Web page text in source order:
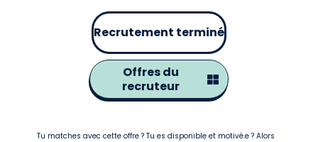
Recrutement terminé
Offres du
recruteur
Tu matches avec cette offre ? Tu es disponible et motivé.e ? Alors